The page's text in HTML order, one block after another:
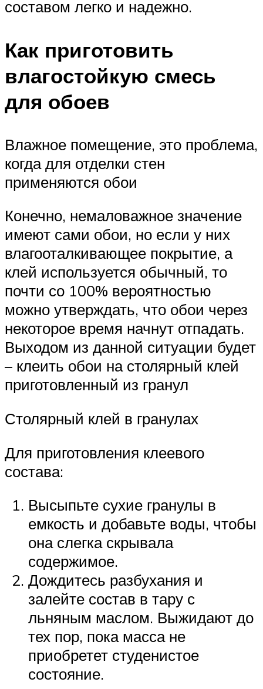
составом легко и надежно.
Как приготовить
влагостойкую смесь
для обоев
Влажное помещение, это проблема,
когда для отделки стен
применяются обои
Конечно, немаловажное значение
имеют сами обои, но если у них
влагооталкивающее покрытие, а
клей используется обычный, то
почти со 100% вероятностью
можно утверждать, что обои через
некоторое время начнут отпадать.
Выходом из данной ситуации будет
– клеить обои на столярный клей
приготовленный из гранул
Столярный клей в гранулах
Для приготовления клеевого
состава:
Высыпьте сухие гранулы в
емкость и добавьте воды, чтобы
она слегка скрывала
содержимое.
Дождитесь разбухания и
залейте состав в тару с
льняным маслом. Выжидают до
тех пор, пока масса не
приобретет студенистое
состояние.